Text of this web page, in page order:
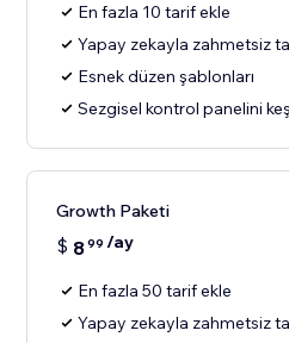
En fazla 10 tarif ekle
Yapay zekayla zahmetsiz
Esnek düzen şablonları
Sezgisel kontrol panelini
Growth Paketi
$ 899 /ay
En fazla 50 tarif ekle
Yapay zekayla zahmetsiz